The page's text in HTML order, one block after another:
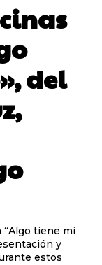
del
“Algo tiene mi
y
estos